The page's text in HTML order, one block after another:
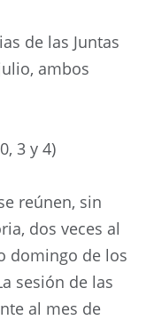
de las Juntas
ambos
3 y 4)
reúnen, sin
dos veces al
domingo de los
sesión de las
al mes de